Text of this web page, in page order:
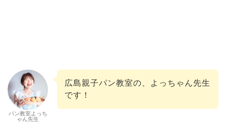
パン教室よっち
ゃん先生
広島親子パン教室の、よっちゃん先生
です！